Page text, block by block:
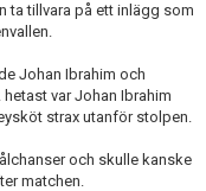
ta tillvara på ett inlägg som
Johan Ibrahim och
var Johan Ibrahim
strax utanför stolpen.
och skulle kanske
matchen.